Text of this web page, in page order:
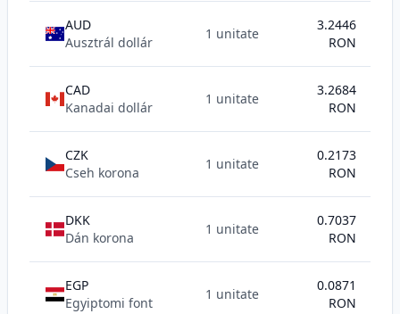
AUD
Ausztrál dollár
1 unitate
3.2446
RON
CAD
Kanadai dollár
1 unitate
3.2684
RON
CZK
Cseh korona
1 unitate
0.2173
RON
DKK
Dán korona
1 unitate
0.7037
RON
EGP
Egyiptomi font
1 unitate
0.0871
RON